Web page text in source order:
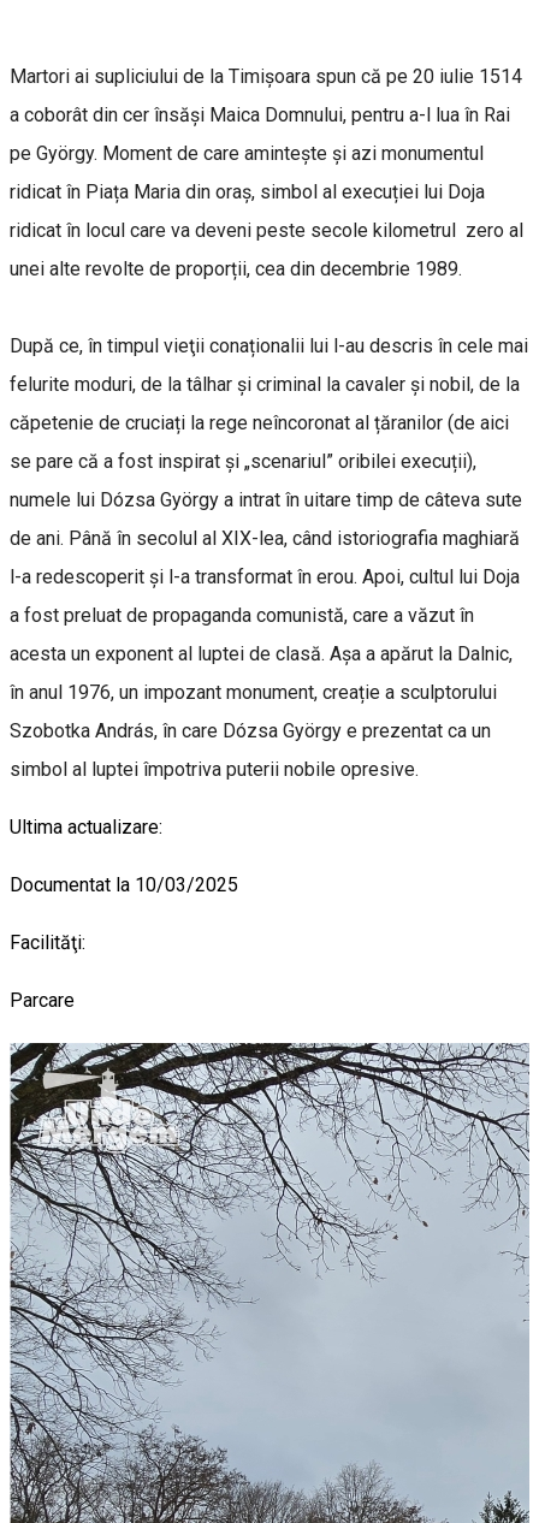
Martori ai supliciului de la Timișoara spun că pe 20 iulie 1514
a coborât din cer însăși Maica Domnului, pentru a-l lua în Rai
pe György. Moment de care amintește și azi monumentul
ridicat în Piața Maria din oraș, simbol al execuției lui Doja
ridicat în locul care va deveni peste secole kilometrul zero al
unei alte revolte de proporții, cea din decembrie 1989.
După ce, în timpul vieţii conaționalii lui l-au descris în cele mai
felurite moduri, de la tâlhar și criminal la cavaler și nobil, de la
căpetenie de cruciați la rege neîncoronat al țăranilor (de aici
se pare că a fost inspirat și „scenariul” oribilei execuții),
numele lui Dózsa György a intrat în uitare timp de câteva sute
de ani. Până în secolul al XIX-lea, când istoriografia maghiară
l-a redescoperit și l-a transformat în erou. Apoi, cultul lui Doja
a fost preluat de propaganda comunistă, care a văzut în
acesta un exponent al luptei de clasă. Așa a apărut la Dalnic,
în anul 1976, un impozant monument, creație a sculptorului
Szobotka András, în care Dózsa György e prezentat ca un
simbol al luptei împotriva puterii nobile opresive.
Ultima actualizare:
Documentat la 10/03/2025
Facilităţi:
Parcare